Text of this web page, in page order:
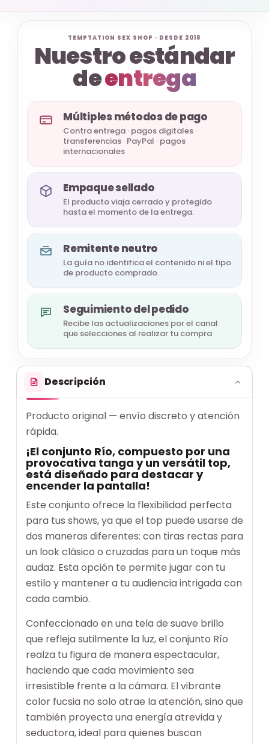
TEMPTATION SEX SHOP · DESDE 2018
Nuestro estándar
deentrega
Múltiples métodos de pago
Contra entrega · pagos digitales ·
transferencias · PayPal · pagos
internacionales
Empaque sellado
El producto viaja cerrado y protegido
hasta el momento de la entrega.
Remitente neutro
La guía no identifica el contenido ni el tipo
de producto comprado.
Seguimiento del pedido
Recibe las actualizaciones por el canal
que selecciones al realizar tu compra
Descripción
Producto original — envío discreto y atención
rápida.
¡El conjunto Río, compuesto por una
provocativa tanga y un versátil top,
está diseñado para destacar y
encender la pantalla!
Este conjunto ofrece la flexibilidad perfecta
para tus shows, ya que el top puede usarse de
dos maneras diferentes: con tiras rectas para
un look clásico o cruzadas para un toque más
audaz. Esta opción te permite jugar con tu
estilo y mantener a tu audiencia intrigada con
cada cambio.
Confeccionado en una tela de suave brillo
que refleja sutilmente la luz, el conjunto Río
realza tu figura de manera espectacular,
haciendo que cada movimiento sea
irresistible frente a la cámara. El vibrante
color fucsia no solo atrae la atención, sino que
también proyecta una energía atrevida y
seductora, ideal para quienes buscan